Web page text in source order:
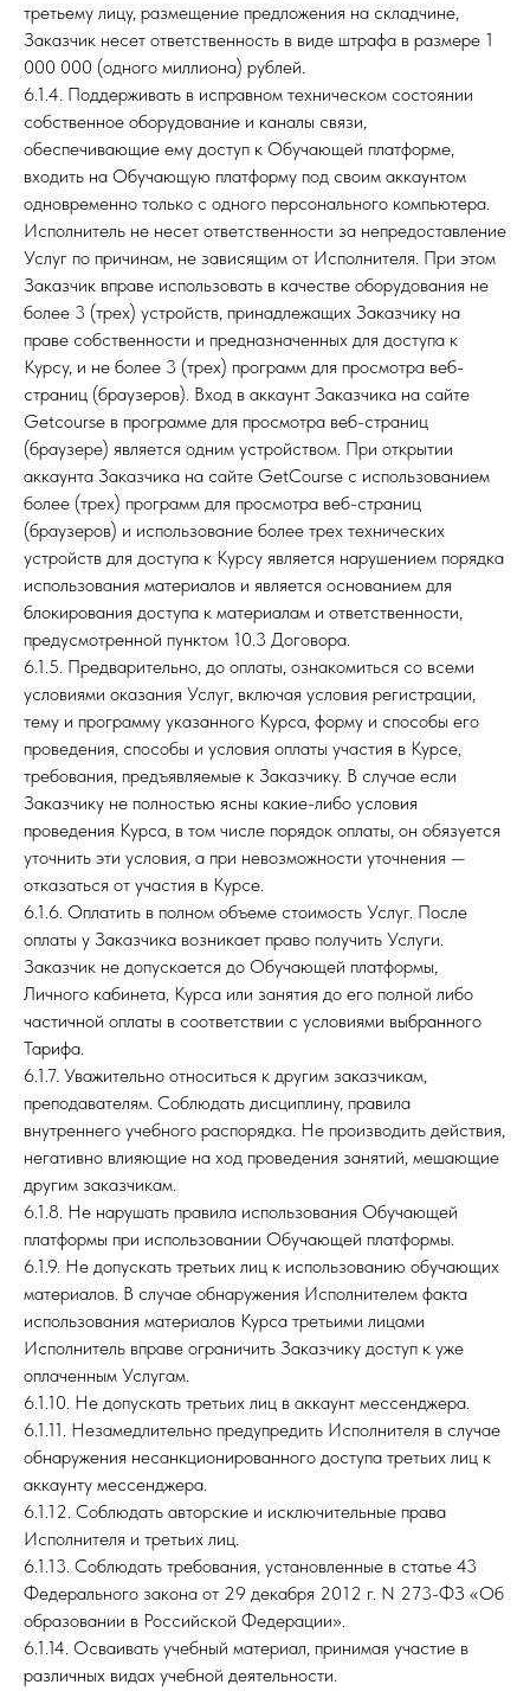
третьему лицу, размещение предложения на складчине,
Заказчик несет ответственность в виде штрафа в размере 1
000 000 (одного миллиона) рублей.
6.1.4. Поддерживать в исправном техническом состоянии
собственное оборудование и каналы связи,
обеспечивающие ему доступ к Обучающей платформе,
входить на Обучающую платформу под своим аккаунтом
одновременно только с одного персонального компьютера.
Исполнитель не несет ответственности за непредоставление
Услуг по причинам, не зависящим от Исполнителя. При этом
Заказчик вправе использовать в качестве оборудования не
более 3 (трех) устройств, принадлежащих Заказчику на
праве собственности и предназначенных для доступа к
Курсу, и не более 3 (трех) программ для просмотра веб-
страниц (браузеров). Вход в аккаунт Заказчика на сайте
Getcourse в программе для просмотра веб-страниц
(браузере) является одним устройством. При открытии
аккаунта Заказчика на сайте GetCourse с использованием
более (трех) программ для просмотра веб-страниц
(браузеров) и использование более трех технических
устройств для доступа к Курсу является нарушением порядка
использования материалов и является основанием для
блокирования доступа к материалам и ответственности,
предусмотренной пунктом 10.3 Договора.
6.1.5. Предварительно, до оплаты, ознакомиться со всеми
условиями оказания Услуг, включая условия регистрации,
тему и программу указанного Курса, форму и способы его
проведения, способы и условия оплаты участия в Курсе,
требования, предъявляемые к Заказчику. В случае если
Заказчику не полностью ясны какие-либо условия
проведения Курса, в том числе порядок оплаты, он обязуется
уточнить эти условия, а при невозможности уточнения —
отказаться от участия в Курсе.
6.1.6. Оплатить в полном объеме стоимость Услуг. После
оплаты у Заказчика возникает право получить Услуги.
Заказчик не допускается до Обучающей платформы,
Личного кабинета, Курса или занятия до его полной либо
частичной оплаты в соответствии с условиями выбранного
Тарифа.
6.1.7. Уважительно относиться к другим заказчикам,
преподавателям. Соблюдать дисциплину, правила
внутреннего учебного распорядка. Не производить действия,
негативно влияющие на ход проведения занятий, мешающие
другим заказчикам.
6.1.8. Не нарушать правила использования Обучающей
платформы при использовании Обучающей платформы.
6.1.9. Не допускать третьих лиц к использованию обучающих
материалов. В случае обнаружения Исполнителем факта
использования материалов Курса третьими лицами
Исполнитель вправе ограничить Заказчику доступ к уже
оплаченным Услугам.
6.1.10. Не допускать третьих лиц в аккаунт мессенджера.
6.1.11. Незамедлительно предупредить Исполнителя в случае
обнаружения несанкционированного доступа третьих лиц к
аккаунту мессенджера.
6.1.12. Соблюдать авторские и исключительные права
Исполнителя и третьих лиц.
6.1.13. Соблюдать требования, установленные в статье 43
Федерального закона от 29 декабря 2012 г. N 273-ФЗ «Об
образовании в Российской Федерации».
6.1.14. Осваивать учебный материал, принимая участие в
различных видах учебной деятельности.